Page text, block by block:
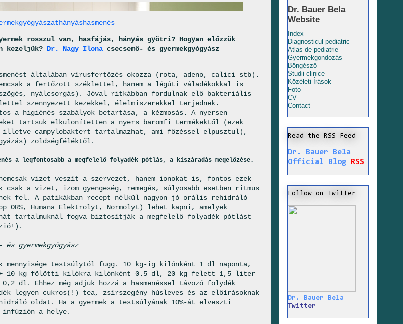
hányáshasmenés
rosszul van, hasfájás, hányás gyötri? Hogyan előzzük
kezeljük? Dr. Nagy Ilona csecsemő- és gyermekgyógyász
általában vírusfertőzés okozza (rota, adeno, calici stb).
a fertőzött széklettel, hanem a légúti váladékokkal is
nyálcsorgás). Jóval ritkábban fordulnak elő bakteriális
szennyezett kezekkel, élelmiszerekkel terjednek.
a higiénés szabályok betartása, a kézmosás. A nyersen
tartsuk elkülönítetten a nyers baromfi termékektől (ezek
illetve campylobaktert tartalmazhat, ami főzéssel elpusztul),
zöldségféléktől.
a legfontosabb a megfelelő folyadék pótlás, a kiszáradás megelőzése.
vizet veszít a szervezet, hanem ionokat is, fontos ezek
csak a vizet, izom gyengeség, remegés, súlyosabb esetben ritmus
fel. A patikákban recept nélkül nagyon jó orális rehidráló
ORS, Humana Elektrolyt, Normolyt) lehet kapni, amelyek
tartalmuknál fogva biztosítják a megfelelő folyadék pótlást
gyermekgyógyász
mennyisége testsúlytól függ. 10 kg-ig kilónként 1 dl naponta,
10 kg fölötti kilókra kilónként 0.5 dl, 20 kg felett 1,5 liter
dl. Ehhez még adjuk hozzá a hasmenéssel távozó folydék
legyen cukros(!) tea, zsírszegény húsleves és az előírásoknak
oldat. Ha a gyermek a testsúlyának 10%-át elveszti
infúzión a helye.
Dr. Bauer Bela
Website
Index
Diagnosticul pediatric
Atlas de pediatrie
Gyermekgondozás
Böngésző
Studii clinice
Közéleti Írások
Foto
CV
Contact
Read the RSS Feed
Dr. Bauer Bela
Official Blog
RSS
Follow on Twitter
Dr. Bauer Bela
Twitter